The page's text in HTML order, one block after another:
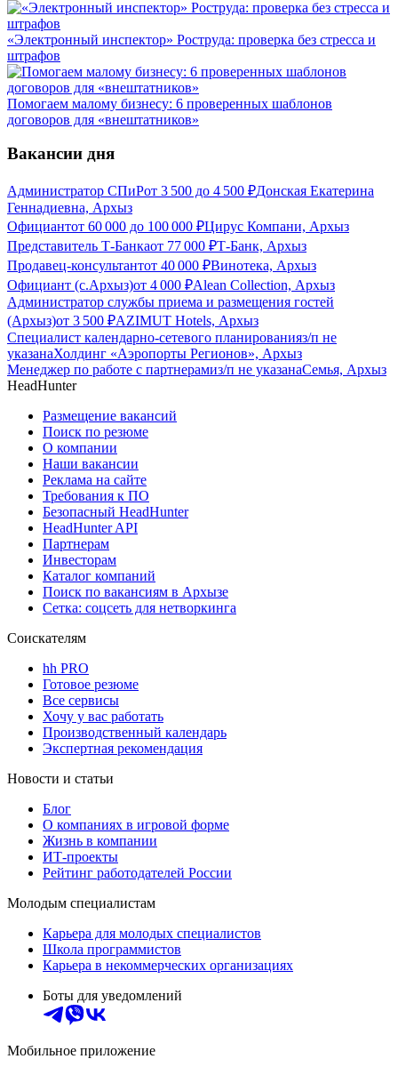
«Электронный инспектор» Роструда: проверка без стресса и
штрафов
Помогаем малому бизнесу: 6 проверенных шаблонов
договоров для «внештатников»
Вакансии дня
Администратор СПиРот 3 500 до 4 500 ₽Донская Екатерина
Геннадиевна, Архыз
Официантот 60 000 до 100 000 ₽Цирус Компани, Архыз
Представитель Т-Банкаот 77 000 ₽Т-Банк, Архыз
Продавец-консультантот 40 000 ₽Винотека, Архыз
Официант (с.Архыз)от 4 000 ₽Alean Collection, Архыз
Администратор службы приема и размещения гостей
(Архыз)от 3 500 ₽AZIMUT Hotels, Архыз
Специалист календарно-сетевого планированияз/п не
указанаХолдинг «Аэропорты Регионов», Архыз
Менеджер по работе с партнерамиз/п не указанаСемья, Архыз
HeadHunter
Размещение вакансий
Поиск по резюме
О компании
Наши вакансии
Реклама на сайте
Требования к ПО
Безопасный HeadHunter
HeadHunter API
Партнерам
Инвесторам
Каталог компаний
Поиск по вакансиям в Архызе
Сетка: соцсеть для нетворкинга
Соискателям
hh PRO
Готовое резюме
Все сервисы
Хочу у вас работать
Производственный календарь
Экспертная рекомендация
Новости и статьи
Блог
О компаниях в игровой форме
Жизнь в компании
ИТ-проекты
Рейтинг работодателей России
Молодым специалистам
Карьера для молодых специалистов
Школа программистов
Карьера в некоммерческих организациях
Боты для уведомлений
Мобильное приложение